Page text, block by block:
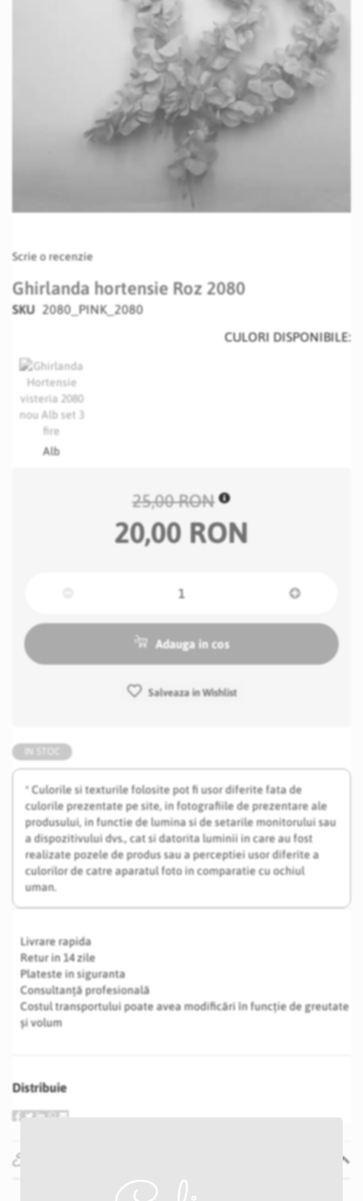
to
beginning
of
gallery
Scrie o recenzie
Ghirlanda hortensie Roz 2080
SKU 2080_PINK_2080
* Culorile si texturile folosite pot fi usor diferite fata de
culorile prezentate pe site, in fotografiile de prezentare ale
produsului, in functie de lumina si de setarile monitorului sau
a dispozitivului dvs., cat si datorita luminii in care au fost
realizate pozele de produs sau a perceptiei usor diferite a
culorilor de catre aparatul foto in comparatie cu ochiul
uman.
Livrare rapida
Retur in 14 zile
Plateste in siguranta
Consultanță profesională
Costul transportului poate avea modificări în funcție de greutate
și volum
Distribuie
CULORI DISPONIBILE:
Alb
25,00 RON
20,00 RON
Adauga in cos
Salveaza in Wishlist
Specificatii